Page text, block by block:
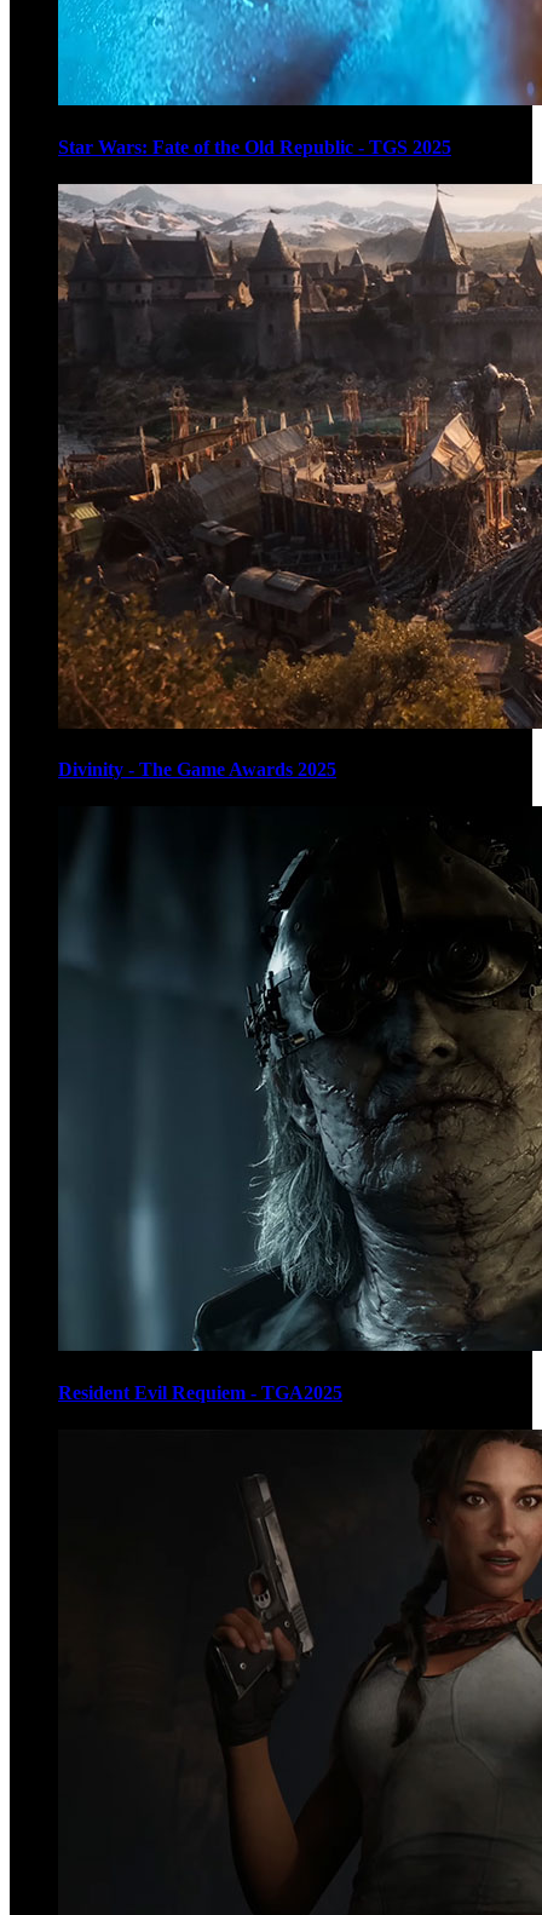
Star Wars: Fate of the Old Republic - TGS 2025
Divinity - The Game Awards 2025
Resident Evil Requiem - TGA2025